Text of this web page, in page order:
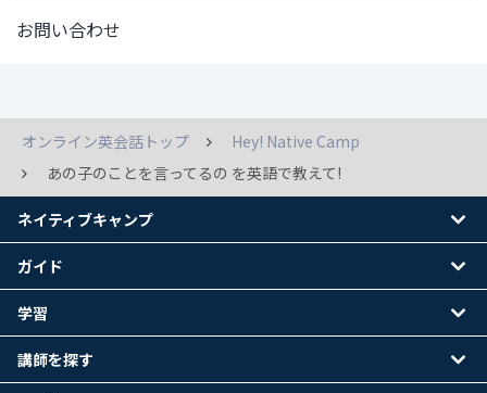
お問い合わせ
オンライン英会話トップ
Hey! Native Camp
あの子のことを言ってるの を英語で教えて!
ネイティブキャンプ
ガイド
学習
講師を探す